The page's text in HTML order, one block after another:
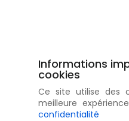
Informations
cookies
Ce site utilise des
meilleure
confidentialité